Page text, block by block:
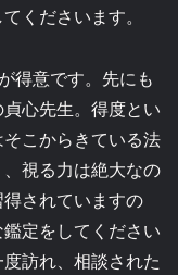
くださいます。
得意です。先にも
心先生。得度とい
こからきている法
視る力は絶大なの
されていますの
定をしてください
訪れ、相談された